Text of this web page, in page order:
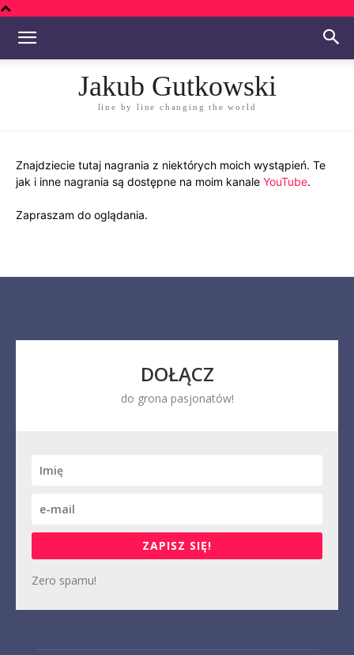
Jakub Gutkowski
line by line changing the world
Znajdziecie tutaj nagrania z niektórych moich wystąpień. Te
jak i inne nagrania są dostępne na moim kanale YouTube.
Zapraszam do oglądania.
DOŁĄCZ
do grona pasjonatów!
ZAPISZ SIĘ!
Zero spamu!